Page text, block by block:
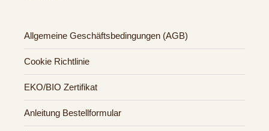
Allgemeine Geschäftsbedingungen (AGB)
Cookie Richtlinie
EKO/BIO Zertifikat
Anleitung Bestellformular